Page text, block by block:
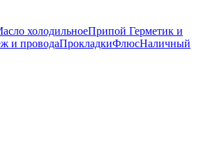
холодильноеПрипой Герметик и
и проводаПрокладкиФлюсНаличный